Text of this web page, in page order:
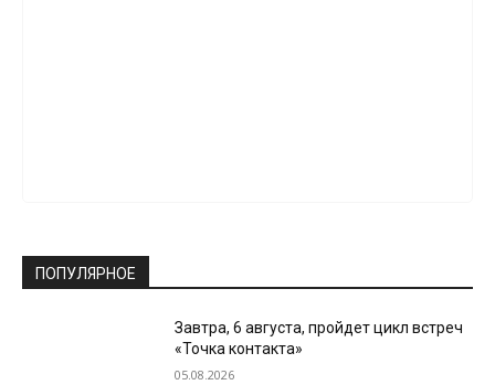
ПОПУЛЯРНОЕ
Завтра, 6 августа, пройдет цикл встреч
«Точка контакта»
05.08.2026